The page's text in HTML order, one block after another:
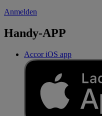
Anmelden
Handy-APP
Accor iOS app